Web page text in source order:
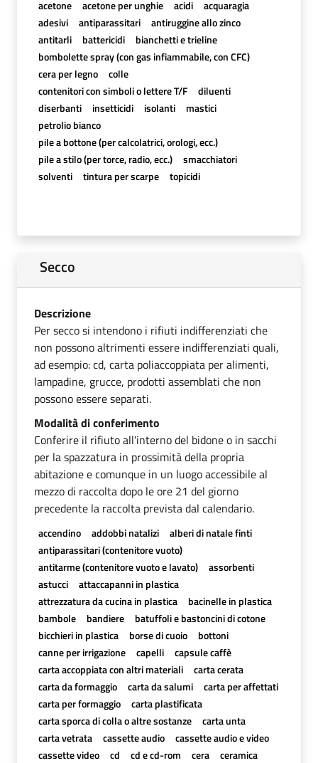
acetone acetone per unghie acidi
acquaragia
adesivi
antiparassitari
antiruggine allo zinco
antitarli
battericidi
bianchetti e trieline
bombolette spray (con gas infiammabile, con CFC)
cera per legno
colle
contenitori con simboli o lettere T/F
diluenti
diserbanti
insetticidi isolanti
mastici
petrolio bianco
pile a bottone (per calcolatrici, orologi, ecc.)
pile a stilo (per torce, radio, ecc.)
smacchiatori
solventi
tintura per scarpe topicidi
Secco
Descrizione
Per secco si intendono i rifiuti indifferenziati che
non possono altrimenti essere indifferenziati quali,
ad esempio: cd, carta poliaccoppiata per alimenti,
lampadine, grucce, prodotti assemblati che non
possono essere separati.
Modalità di conferimento
Conferire il rifiuto all'interno del bidone o in sacchi
per la spazzatura in prossimità della propria
abitazione e comunque in un luogo accessibile al
mezzo di raccolta dopo le ore 21 del giorno
precedente la raccolta prevista dal calendario.
accendino addobbi natalizi
alberi di natale finti
antiparassitari (contenitore vuoto)
antitarme (contenitore vuoto e lavato)
assorbenti
astucci
attaccapanni in plastica
attrezzatura da cucina in plastica
bacinelle in plastica
bambole
bandiere
batuffoli e bastoncini di cotone
bicchieri in plastica
borse di cuoio
bottoni
canne per irrigazione
capelli
capsule caffè
carta accoppiata con altri materiali
carta cerata
carta da formaggio
carta da salumi
carta per affettati
carta per formaggio
carta plastificata
carta sporca di colla o altre sostanze
carta unta
carta vetrata
cassette audio
cassette audio e video
cassette video
cd cd e cd-rom cera
ceramica